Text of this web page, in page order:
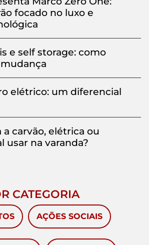
focado no luxo e
e self storage: como
elétrico: um diferencial
carvão, elétrica ou
usar na varanda?
CATEGORIA
AÇÕES SOCIAIS